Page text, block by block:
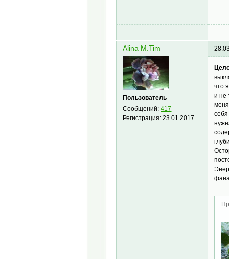
Alina M.Tim
Пользователь
Сообщений:417
Регистрация:23.01.2017
что
и не
меня